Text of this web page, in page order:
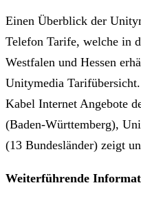
Einen Überblick der
Telefon Tarife, welche in
Westfalen und Hessen
Unitymedia
Kabel Internet Angebote
(Baden-Württemberg),
(13 Bundesländer) zeigt
Weiterführende